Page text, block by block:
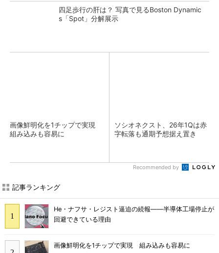
四足歩行の肝は？ 写真で見るBoston Dynamic
s「Spot」分解展示
画像鮮明化を1チップで実現
組み込みも容易に
ソシオネクスト、26年1Qは赤
字転落も通期予想据え置き
Recommended by
記事ランキング
He・ナフサ・レジスト逼迫の続報――半導体工場停止が
回避できている理由
画像鮮明化を1チップで実現 組み込みも容易に